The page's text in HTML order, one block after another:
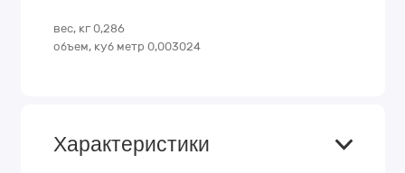
вес, кг 0,286
объем, куб метр 0,003024
Характеристики